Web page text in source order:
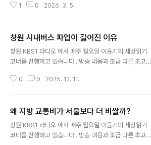
12 방송분) 지난주에 경남소비자단체협의회가 2025년
남도민들의 시내버스 서비스 만족도 조사 결과와 개선 방
안에 대하여 함께 생각해보겠습니다. 이번 조사는 2025년
11월 10일부터 30일까지 20여 일 동안 경남도민 1004
53명, 김해 116명, 양산 113명, 진주 105명, 거제 89명,
1 0 2026. 3. 5.
창원 시내버스 파업이 길어진 이유
창원 KBS1 라디오 에서 매주 월요일 이윤기의 세상읽기
코너를 진행하고 있습니다 . 방송 내용과 조금 다른 초고이
2 방송분) 지난 5월 28일 시작된 창원시내버스 파업이 역
만, 다른 지역은 모두 파업이 중단되었는데 창원에서만 장
기간 파업이 지속되고 있습니다. 교통 약자인 청소년과 고
령자 그리고 서민들이 주로 이용하는 시내버스 파업이 6일
0 0 2025. 12. 11.
왜 지방 교통비가 서울보다 더 비쌀까?
창원 KBS1 라디오 에서 매주 월요일 이윤기의 세상읽기
코너를 진행하고 있습니다 . 방송 내용과 조금 다른 초고이